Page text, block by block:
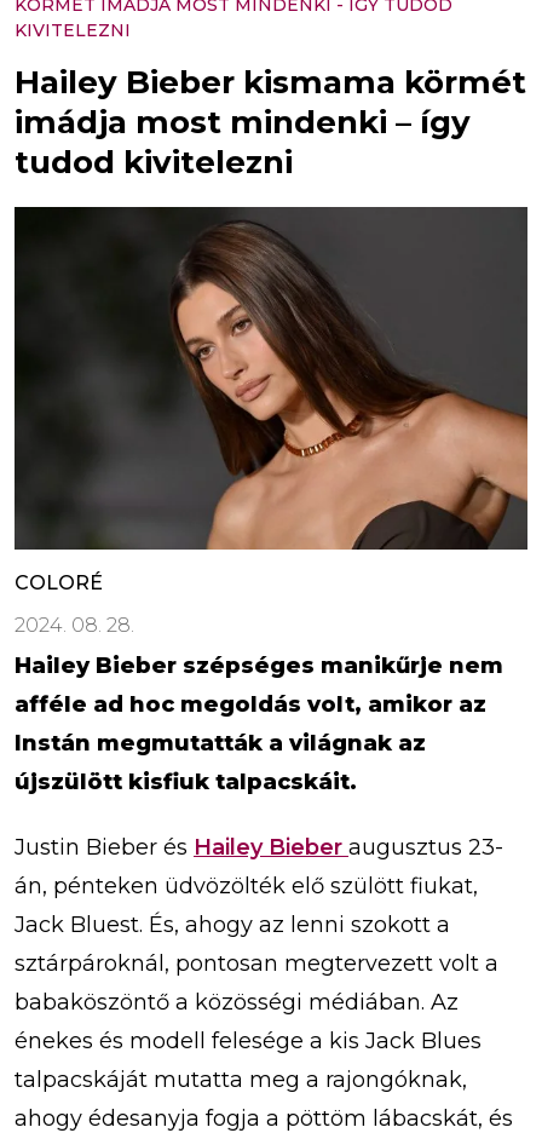
KÖRMÉT IMÁDJA MOST MINDENKI - ÍGY TUDOD
KIVITELEZNI
Hailey Bieber kismama körmét
imádja most mindenki – így
tudod kivitelezni
COLORÉ
2024. 08. 28.
Hailey Bieber szépséges manikűrje nem
afféle ad hoc megoldás volt, amikor az
Instán megmutatták a világnak az
újszülött kisfiuk talpacskáit.
Justin Bieber és Hailey Bieber augusztus 23-
án, pénteken üdvözölték elő szülött fiukat,
Jack Bluest. És, ahogy az lenni szokott a
sztárpároknál, pontosan megtervezett volt a
babaköszöntő a közösségi médiában. Az
énekes és modell felesége a kis Jack Blues
talpacskáját mutatta meg a rajongóknak,
ahogy édesanyja fogja a pöttöm lábacskát, és